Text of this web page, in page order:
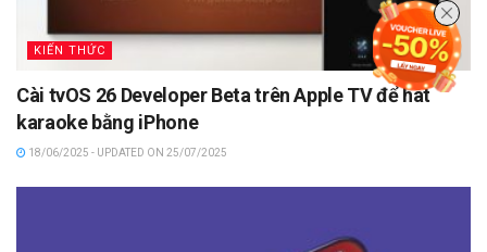
KIẾN THỨC
Cài tvOS 26 Developer Beta trên Apple TV để hát
karaoke bằng iPhone
18/06/2025 - UPDATED ON 25/07/2025